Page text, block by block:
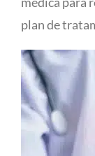
plan de